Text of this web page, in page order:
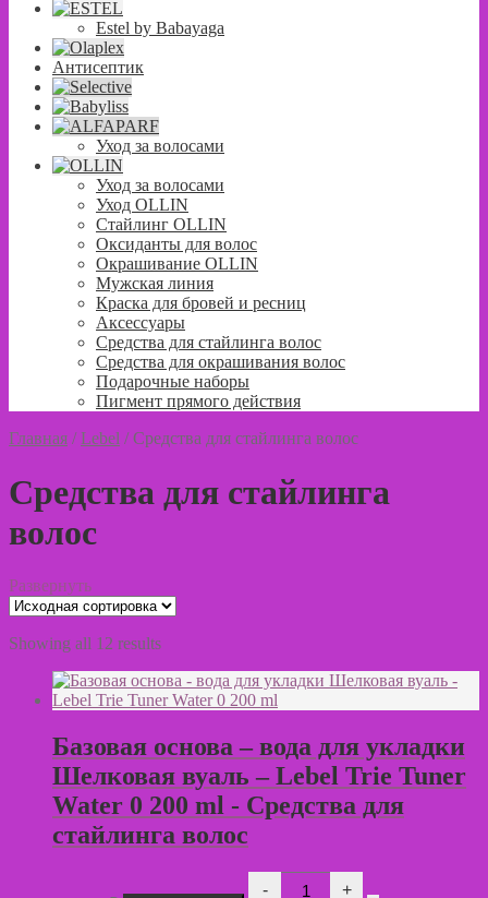
Estel by Babayaga
Антисептик
Уход за волосами
Уход за волосами
Уход OLLIN
Стайлинг OLLIN
Оксиданты для волос
Окрашивание OLLIN
Мужская линия
Краска для бровей и ресниц
Аксессуары
Средства для стайлинга волос
Средства для окрашивания волос
Подарочные наборы
Пигмент прямого действия
Главная / Lebel /Средства для стайлинга волос
Средства для стайлинга
волос
Развернуть
Showing all 12 results
Базовая основа – вода для укладки
Шелковая вуаль – Lebel Trie Tuner
Water 0 200 ml - Средства для
стайлинга волос
-
Количество
+